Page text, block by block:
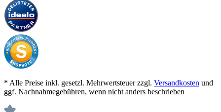
* Alle Preise inkl. gesetzl. Mehrwertsteuer zzgl. Versandkosten und
ggf. Nachnahmegebühren, wenn nicht anders beschrieben